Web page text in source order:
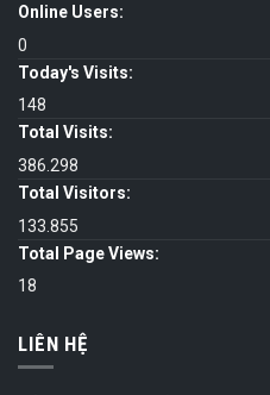
Online Users:
0
Today's Visits:
148
Total Visits:
386.298
Total Visitors:
133.855
Total Page Views:
18
LIÊN HỆ